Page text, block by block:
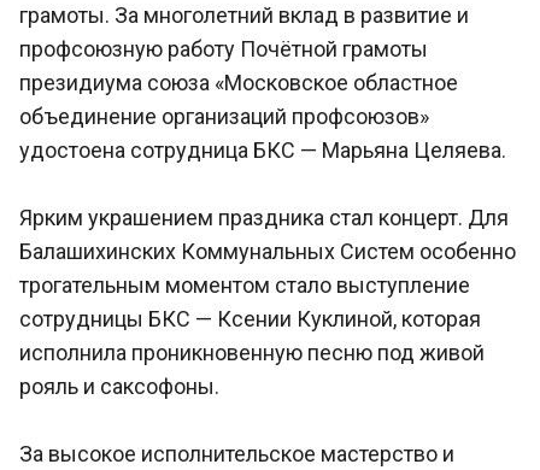
грамоты. За многолетний вклад в развитие и
профсоюзную работу Почётной грамоты
президиума союза «Московское областное
объединение организаций профсоюзов»
удостоена сотрудница БКС — Марьяна Целяева.
Ярким украшением праздника стал концерт. Для
Балашихинских Коммунальных Систем особенно
трогательным моментом стало выступление
сотрудницы БКС — Ксении Куклиной, которая
исполнила проникновенную песню под живой
рояль и саксофоны.
За высокое исполнительское мастерство и